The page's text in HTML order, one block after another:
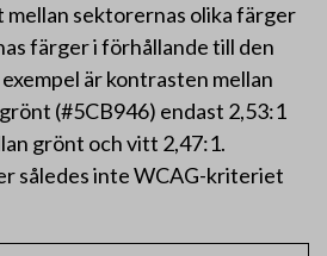
sektorernas olika färger
färger i förhållande till den
är kontrasten mellan
(#5CB946) endast 2,53:1
grönt och vitt 2,47:1.
således inte WCAG-kriteriet